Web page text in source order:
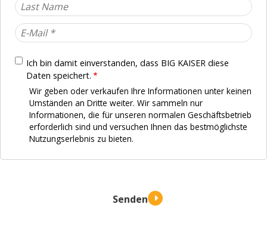
Ich bin damit einverstanden, dass BIG KAISER diese
Daten speichert.
Wir geben oder verkaufen Ihre Informationen unter keinen
Umständen an Dritte weiter. Wir sammeln nur
Informationen, die für unseren normalen Geschäftsbetrieb
erforderlich sind und versuchen Ihnen das bestmöglichste
Nutzungserlebnis zu bieten.